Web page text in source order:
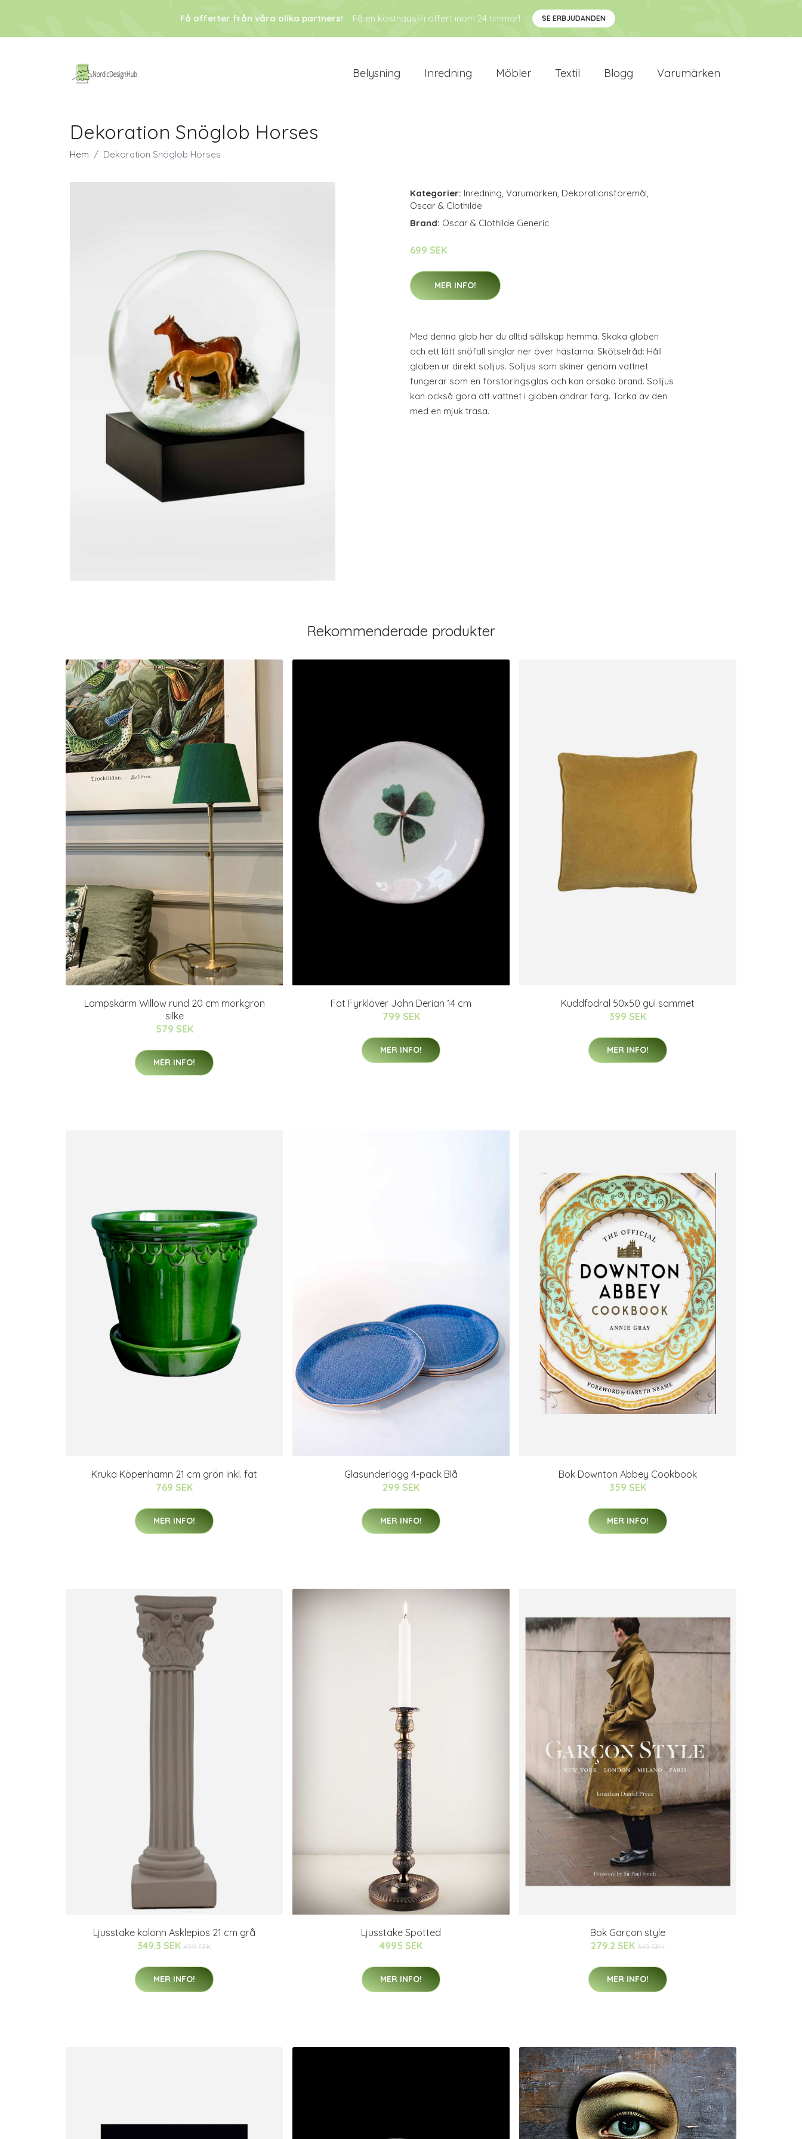
Få offerter från våra olika partners! Få en kostnadsfri offert inom 24 timmar! SE ERBJUDANDEN
Belysning Inredning Möbler Textil Blogg Varumärken
Dekoration Snöglob Horses
Hem Dekoration Snöglob Horses
Kategorier: Inredning, Varumärken, Dekorationsföremål,
Oscar & Clothilde
Brand: Oscar & Clothilde Generic
699 SEK
MER INFO!
Med denna glob har du alltid sällskap hemma. Skaka globen
och ett lätt snöfall singlar ner över hästarna. Skötselråd: Håll
globen ur direkt solljus. Solljus som skiner genom vattnet
fungerar som en förstoringsglas och kan orsaka brand. Solljus
kan också göra att vattnet i globen ändrar färg. Torka av den
med en mjuk trasa.
Rekommenderade produkter
Lampskärm Willow rund 20 cm mörkgrön
silke
579 SEK
MER INFO!
Fat Fyrklöver John Derian 14 cm
799 SEK
MER INFO!
Kuddfodral 50x50 gul sammet
399 SEK
MER INFO!
Kruka Köpenhamn 21 cm grön inkl. fat
769 SEK
MER INFO!
Glasunderlägg 4-pack Blå
299 SEK
MER INFO!
Bok Downton Abbey Cookbook
359 SEK
MER INFO!
Ljusstake kolonn Asklepios 21 cm grå
349.3 SEK 499 SEK
MER INFO!
Ljusstake Spotted
4995 SEK
MER INFO!
Bok Garçon style
279.2 SEK 349 SEK
MER INFO!